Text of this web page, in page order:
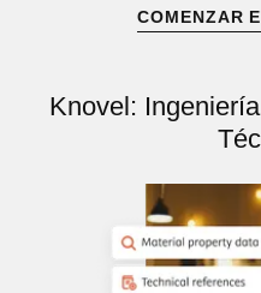
COMENZAR
Knovel: